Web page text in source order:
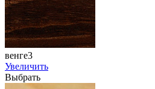
венге3
Увеличить
Выбрать